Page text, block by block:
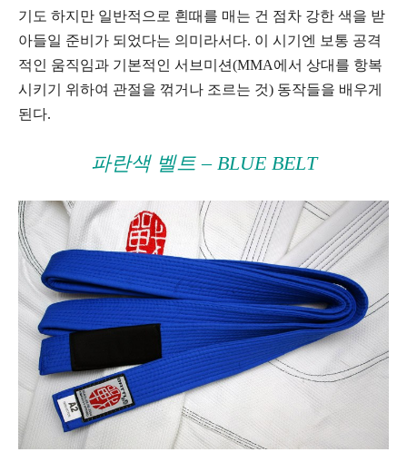
기도 하지만 일반적으로 흰때를 매는 건 점차 강한 색을 받
아들일 준비가 되었다는 의미라서다. 이 시기엔 보통 공격
적인 움직임과 기본적인 서브미션(MMA에서 상대를 항복
시키기 위하여 관절을 꺾거나 조르는 것) 동작들을 배우게
된다.
파란색 벨트 – BLUE BELT